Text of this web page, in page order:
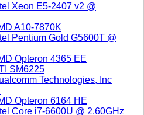
Xeon E5-2407 v2 @
A10-7870K
Pentium Gold G5600T @
Opteron 4365 EE
SM6225
Technologies, Inc
Opteron 6164 HE
Core i7-6600U @ 2.60GHz